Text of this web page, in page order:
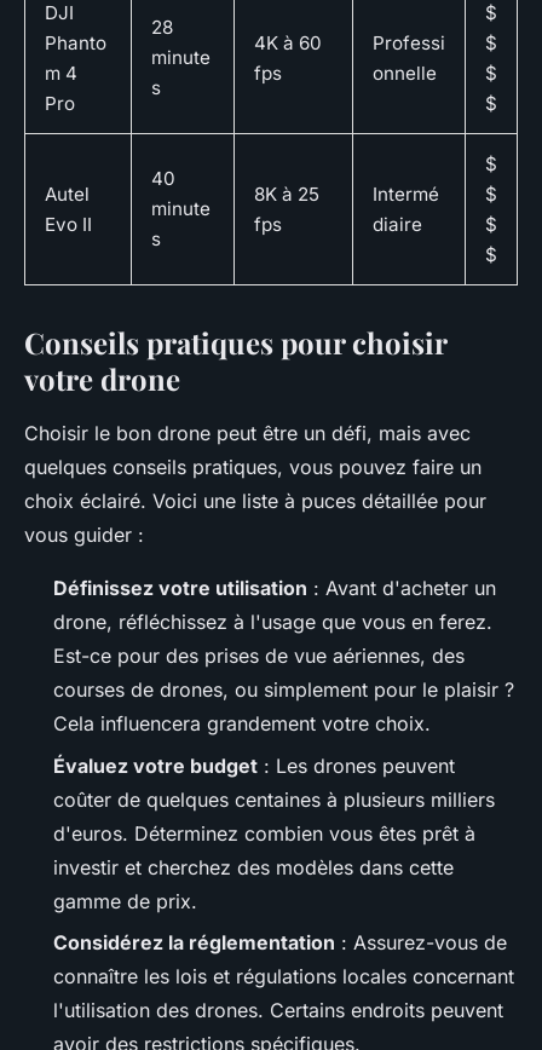
DJI
Phanto
m 4
Pro
28
minute
s
4K à 60
fps
Professi
onnelle
$
$
$
$
Autel
Evo II
40
minute
s
8K à 25
fps
Intermé
diaire
$
$
$
$
Conseils pratiques pour choisir
votre drone
Choisir le bon drone peut être un défi, mais avec
quelques conseils pratiques, vous pouvez faire un
choix éclairé. Voici une liste à puces détaillée pour
vous guider :
Définissez votre utilisation : Avant d'acheter un
drone, réfléchissez à l'usage que vous en ferez.
Est-ce pour des prises de vue aériennes, des
courses de drones, ou simplement pour le plaisir ?
Cela influencera grandement votre choix.
Évaluez votre budget : Les drones peuvent
coûter de quelques centaines à plusieurs milliers
d'euros. Déterminez combien vous êtes prêt à
investir et cherchez des modèles dans cette
gamme de prix.
Considérez la réglementation : Assurez-vous de
connaître les lois et régulations locales concernant
l'utilisation des drones. Certains endroits peuvent
avoir des restrictions spécifiques.